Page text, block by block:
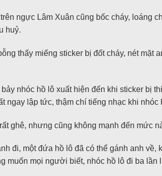
ngực Lâm Xuân cũng bốc cháy, loáng
huỷ.
thấy miếng sticker bị đốt cháy, nét mặt
nhóc hồ lô xuất hiện đến khi sticker bị
ngay lập tức, thậm chí tiếng nhạc khi
ghê, nhưng cũng không mạnh đến mức
đi, một đứa hồ lô đã có thể gánh anh
muốn mọi người biết, nhóc hồ lô đi ba lần